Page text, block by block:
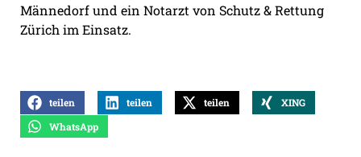
Männedorf und ein Notarzt von Schutz & Rettung
Zürich im Einsatz.
teilen teilen teilen
XING
WhatsApp